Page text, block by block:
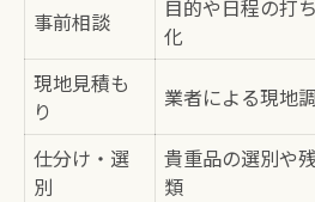
堺市で遺品整理に失
トラブル回避のため
料金トラブルを防ぐ
遺品整理で起こりや
堺市の遺品整理で重要
事前相談
目的や日程の打
化
現地見積も
り
業者による現地
仕分け・選
別
貴重品の選別や
類